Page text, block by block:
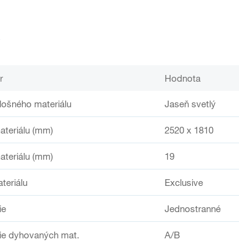
Hodnota
materiálu Jaseň svetlý
(mm) 2520 x 1810
(mm) 19
Exclusive
Jednostranné
dyhovaných mat. A/B